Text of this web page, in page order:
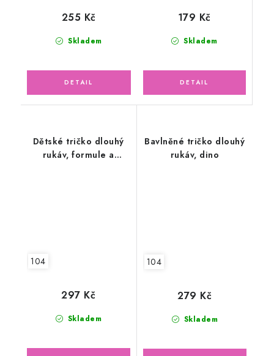
Skladem
255 Kč
Skladem
179 Kč
Dětské tričko dlouhý
rukáv, formule a
104
Skladem
297 Kč
Bavlněné tričko dlouhý
rukáv, dino
104
Skladem
279 Kč